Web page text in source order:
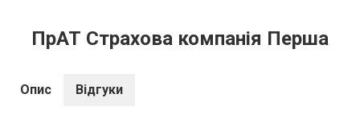
ПрАТ Страхова компанія Перша
Опис Відгуки